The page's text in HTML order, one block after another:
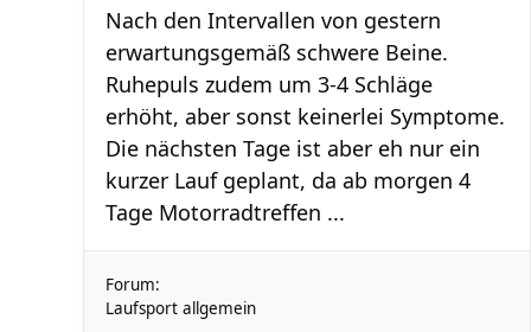
Nach den Intervallen von gestern
erwartungsgemäß schwere Beine.
Ruhepuls zudem um 3-4 Schläge
erhöht, aber sonst keinerlei Symptome.
Die nächsten Tage ist aber eh nur ein
kurzer Lauf geplant, da ab morgen 4
Tage Motorradtreffen ...
Forum:
Laufsport allgemein